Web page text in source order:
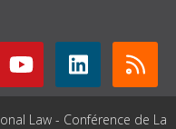
Law - Conférence de La